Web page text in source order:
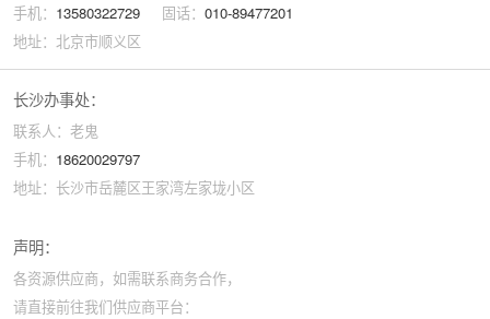
手机： 13580322729固话： 010-89477201
地址：北京市顺义区
长沙办事处：
联系人：老鬼
手机： 18620029797
地址：长沙市岳麓区王家湾左家垅小区
声明：
各资源供应商，如需联系商务合作，
请直接前往我们供应商平台：